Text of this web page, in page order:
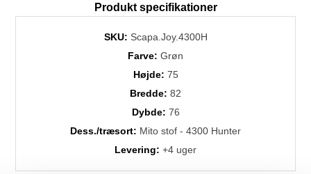
Produkt specifikationer
SKU: Scapa.Joy.4300H
Farve: Grøn
Højde: 75
Bredde: 82
Dybde: 76
Dess./træsort: Mito stof - 4300 Hunter
Levering: +4 uger